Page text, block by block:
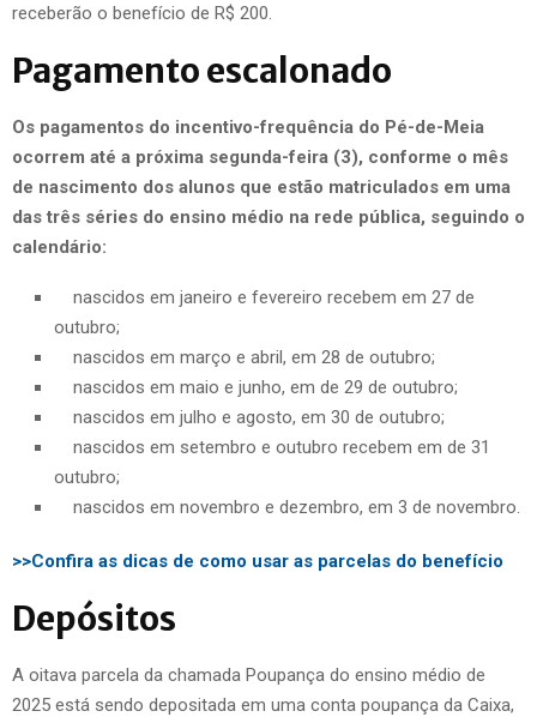
receberão o benefício de R$ 200.
Pagamento escalonado
Os pagamentos do incentivo-frequência do Pé-de-Meia
ocorrem até a próxima segunda-feira (3), conforme o mês
de nascimento dos alunos que estão matriculados em uma
das três séries do ensino médio na rede pública, seguindo o
calendário:
nascidos em janeiro e fevereiro recebem em 27 de
outubro;
nascidos em março e abril, em 28 de outubro;
nascidos em maio e junho, em de 29 de outubro;
nascidos em julho e agosto, em 30 de outubro;
nascidos em setembro e outubro recebem em de 31
outubro;
nascidos em novembro e dezembro, em 3 de novembro.
>>Confira as dicas de como usar as parcelas do benefício
Depósitos
A oitava parcela da chamada Poupança do ensino médio de
2025 está sendo depositada em uma conta poupança da Caixa,